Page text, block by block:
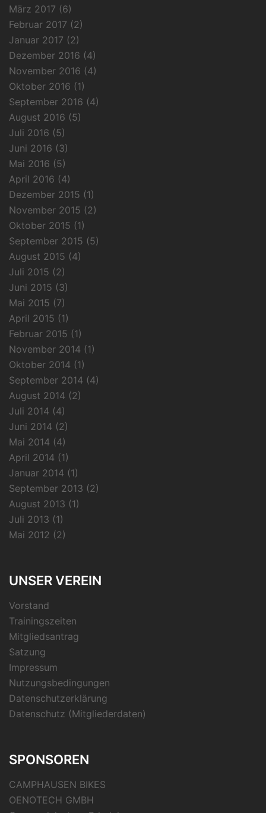
März 2017 (6)
Februar 2017 (2)
Januar 2017 (2)
Dezember 2016 (4)
November 2016 (4)
Oktober 2016 (1)
September 2016 (4)
August 2016 (5)
Juli 2016 (5)
Juni 2016 (3)
Mai 2016 (5)
April 2016 (4)
Dezember 2015 (1)
November 2015 (2)
Oktober 2015 (1)
September 2015 (5)
August 2015 (4)
Juli 2015 (2)
Juni 2015 (3)
Mai 2015 (7)
April 2015 (1)
Februar 2015 (1)
November 2014 (1)
Oktober 2014 (1)
September 2014 (4)
August 2014 (2)
Juli 2014 (4)
Juni 2014 (2)
Mai 2014 (4)
April 2014 (1)
Januar 2014 (1)
September 2013 (2)
August 2013 (1)
Juli 2013 (1)
Mai 2012 (2)
UNSER VEREIN
Vorstand
Trainingszeiten
Mitgliedsantrag
Satzung
Impressum
Nutzungsbedingungen
Datenschutzerklärung
Datenschutz (Mitgliederdaten)
SPONSOREN
CAMPHAUSEN BIKES
OENOTECH GMBH